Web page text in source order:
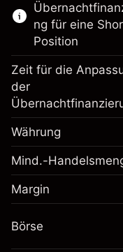
Anpassung
Gebühren aus
Positionswert
Positionsgröße
~$5,000.00
Geld aus
ng für eine
Position
Margin. Ihre
Anpassung
Zeit für die
der
Währung
Mind.-
Margin
Börse